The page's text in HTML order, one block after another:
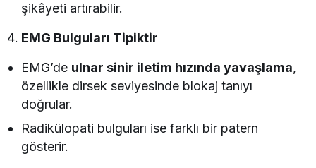
şikâyeti artırabilir.
EMG Bulguları Tipiktir
EMG’de ulnar sinir iletim hızında yavaşlama,
özellikle dirsek seviyesinde blokaj tanıyı
doğrular.
Radikülopati bulguları ise farklı bir patern
gösterir.